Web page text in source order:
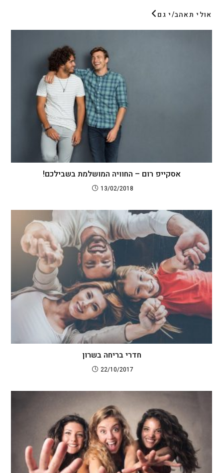
אולי תאהב/י גם
אסקייפ רום – החוויה המושלמת בשבילכם!
13/02/2018
חדרי בריחה בשרון
22/10/2017